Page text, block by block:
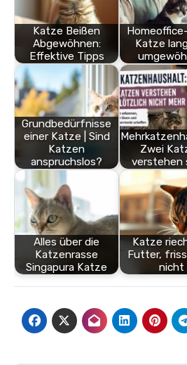
Katze Beißen
Abgewöhnen:
Effektive Tipps
Katze
Grundbedürfnisse
einer Katze | Sind
Katzen
anspruchslos?
Zwei
verstehen
Alles über die
Katzenrasse
Singapura Katze
Katze
Futter,
nicht